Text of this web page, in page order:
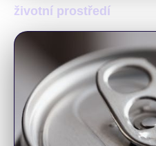
životní prostředí